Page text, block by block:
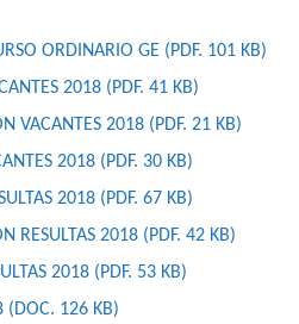
ORDINARIO GE (PDF. 101 KB)
2018 (PDF. 41 KB)
VACANTES 2018 (PDF. 21 KB)
2018 (PDF. 30 KB)
2018 (PDF. 67 KB)
RESULTAS 2018 (PDF. 42 KB)
2018 (PDF. 53 KB)
(DOC. 126 KB)